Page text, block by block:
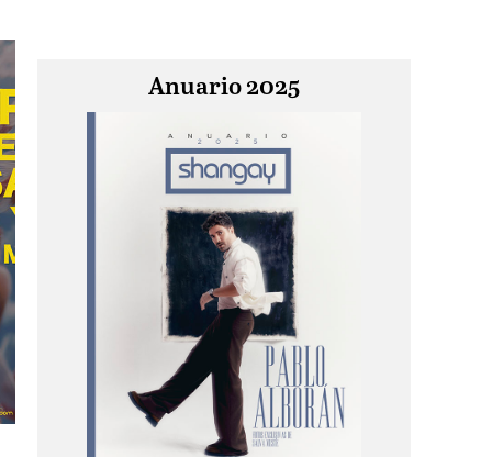
Anuario 2025